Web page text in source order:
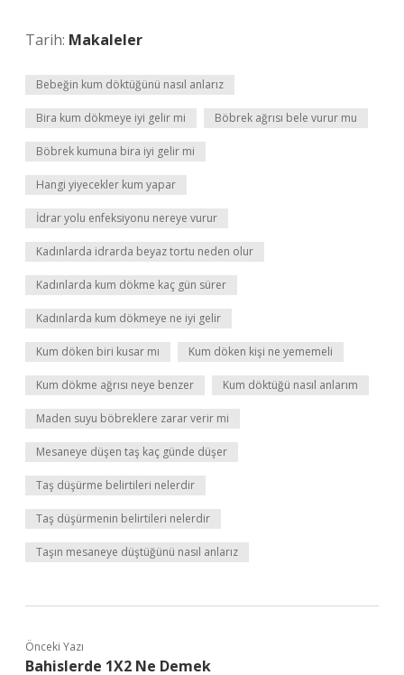
Tarih: Makaleler
Bebeğin kum döktüğünü nasıl anlarız
Bira kum dökmeye iyi gelir mi Böbrek ağrısı bele vurur mu
Böbrek kumuna bira iyi gelir mi
Hangi yiyecekler kum yapar
İdrar yolu enfeksiyonu nereye vurur
Kadınlarda idrarda beyaz tortu neden olur
Kadınlarda kum dökme kaç gün sürer
Kadınlarda kum dökmeye ne iyi gelir
Kum döken biri kusar mı Kum döken kişi ne yememeli
Kum dökme ağrısı neye benzer Kum döktüğü nasıl anlarım
Maden suyu böbreklere zarar verir mi
Mesaneye düşen taş kaç günde düşer
Taş düşürme belirtileri nelerdir
Taş düşürmenin belirtileri nelerdir
Taşın mesaneye düştüğünü nasıl anlarız
Önceki Yazı
Bahislerde 1X2 Ne Demek